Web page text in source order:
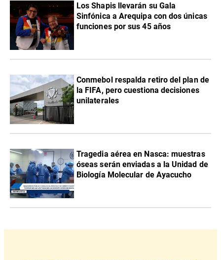
Los Shapis llevarán su Gala
Sinfónica a Arequipa con dos únicas
funciones por sus 45 años
Conmebol respalda retiro del plan de
la FIFA, pero cuestiona decisiones
unilaterales
Tragedia aérea en Nasca: muestras
óseas serán enviadas a la Unidad de
Biología Molecular de Ayacucho